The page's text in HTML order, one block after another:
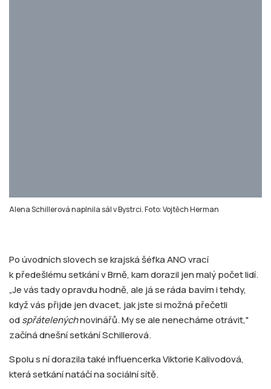
Alena Schillerová naplnila sál v Bystrci. Foto: Vojtěch Herman
Po úvodních slovech se krajská šéfka ANO vrací
k předešlému setkání v Brně, kam dorazil jen malý počet lidí.
„Je vás tady opravdu hodně, ale já se ráda bavím i tehdy,
když vás přijde jen dvacet, jak jste si možná přečetli
odspřátelenýchnovinářů. My se ale nenecháme otrávit,"
začíná dnešní setkání Schillerová.
Spolu s ní dorazila také influencerka Viktorie Kalivodová,
která setkání natáčí na sociální sítě.